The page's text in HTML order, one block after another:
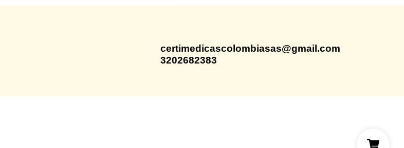
certimedicascolombiasas@gmail.com
3202682383